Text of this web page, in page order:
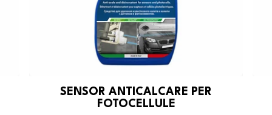
SENSOR ANTICALCARE PER
FOTOCELLULE